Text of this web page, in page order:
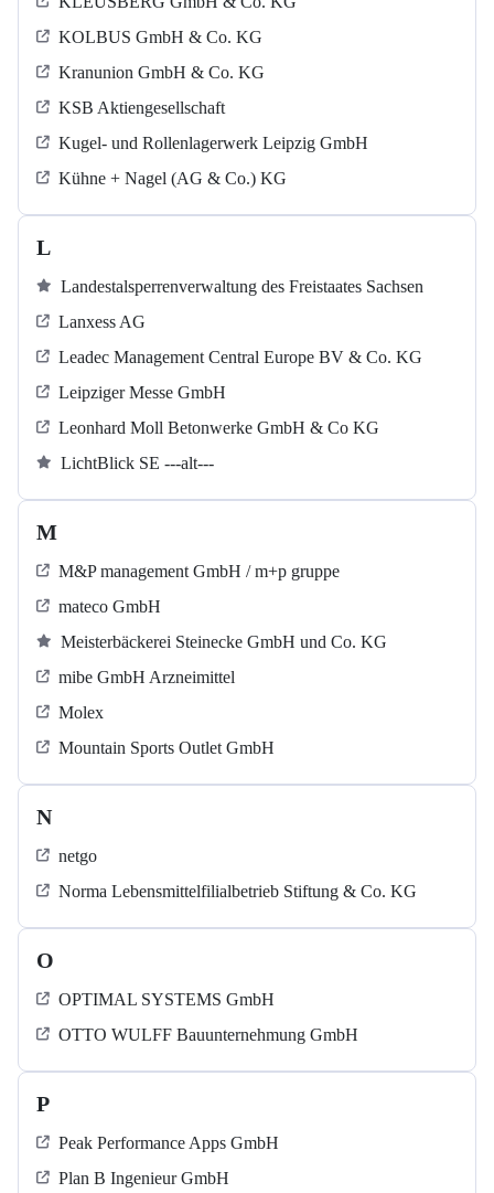
KOLBUS GmbH & Co. KG
Kranunion GmbH & Co. KG
KSB Aktiengesellschaft
Kugel‐ und Rollenlagerwerk Leipzig GmbH
Kühne + Nagel (AG & Co.) KG
L
Landestalsperrenverwaltung des Freistaates Sachsen
Lanxess AG
Leadec Management Central Europe BV & Co. KG
Leipziger Messe GmbH
Leonhard Moll Betonwerke GmbH & Co KG
LichtBlick SE ---alt---
M
M&P management GmbH / m+p gruppe
mateco GmbH
Meisterbäckerei Steinecke GmbH und Co. KG
mibe GmbH Arzneimittel
Molex
Mountain Sports Outlet GmbH
N
netgo
Norma Lebensmittelfilialbetrieb Stiftung & Co. KG
O
OPTIMAL SYSTEMS GmbH
OTTO WULFF Bauunternehmung GmbH
P
Peak Performance Apps GmbH
Plan B Ingenieur GmbH